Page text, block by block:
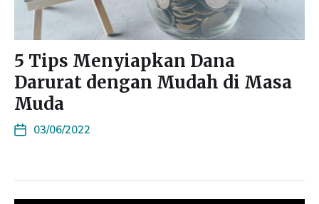
5 Tips Menyiapkan Dana
Darurat dengan Mudah di Masa
Muda
03/06/2022